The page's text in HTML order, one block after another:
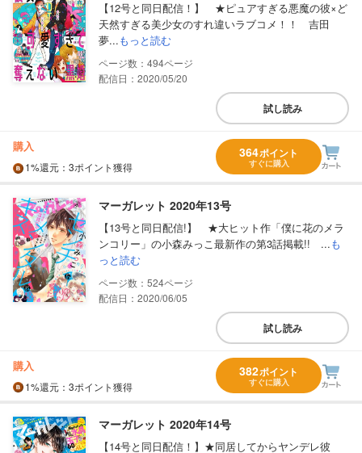
【12号と同日配信！】 ★ピュアすぎる悪魔の彼×ど
天然すぎる美少女のすれ違いラブコメ！！ 吉田
夢...もっと読む
494
配信日：2020/05/20
試し読み
購入
1%還元 ：3ポイント獲得
364ポイント
すぐに購入
マーガレット 2020年13号
【13号と同日配信!】 ★大ヒット作「僕に花のメラ
ンコリー」の小森みっこ最新作の第3話掲載!! ...も
っと読む
524
配信日：2020/06/05
試し読み
購入
1%還元 ：3ポイント獲得
382ポイント
すぐに購入
マーガレット 2020年14号
【14号と同日配信！】★同居してからヤンデレ彼